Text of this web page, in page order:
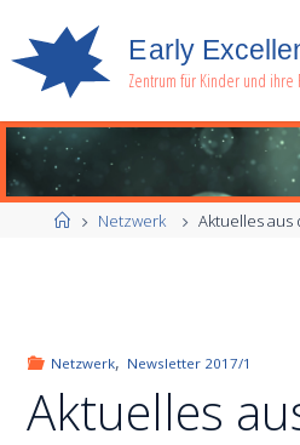
Early Excelle
Zentrum für Kinder und ihre
StartNetzwerk Aktuelles aus
Netzwerk, Newsletter 2017/1
Aktuelles